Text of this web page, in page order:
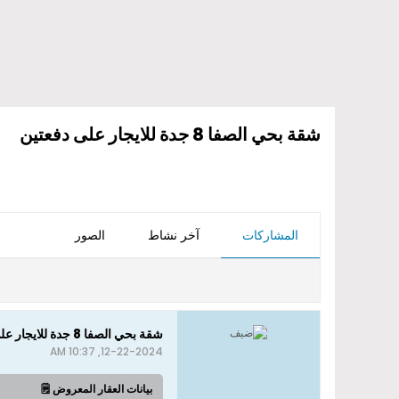
شقة بحي الصفا 8 جدة للايجار على دفعتين
المشاركات آخر نشاط الصور
شقة بحي الصفا 8 جدة للايجار على دفعتين
12-22-2024, 10:37 AM
بيانات العقار المعروض 🗒️